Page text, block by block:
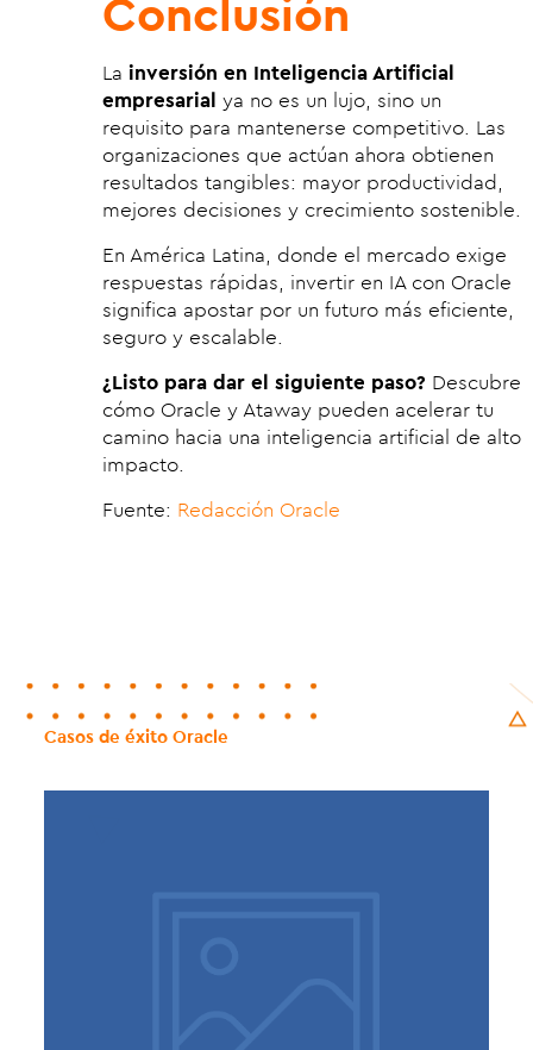
Conclusión
La inversión en Inteligencia Artificial
empresarial ya no es un lujo, sino un
requisito para mantenerse competitivo. Las
organizaciones que actúan ahora obtienen
resultados tangibles: mayor productividad,
mejores decisiones y crecimiento sostenible.
En América Latina, donde el mercado exige
respuestas rápidas, invertir en IA con Oracle
significa apostar por un futuro más eficiente,
seguro y escalable.
¿Listo para dar el siguiente paso? Descubre
cómo Oracle y Ataway pueden acelerar tu
camino hacia una inteligencia artificial de alto
impacto.
Fuente: Redacción Oracle
Casos de éxito Oracle